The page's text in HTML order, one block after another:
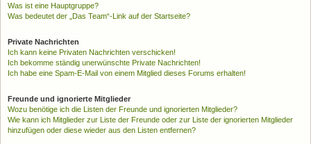
Was ist eine Hauptgruppe?
Was bedeutet der „Das Team“-Link auf der Startseite?
Private Nachrichten
Ich kann keine Privaten Nachrichten verschicken!
Ich bekomme ständig unerwünschte Private Nachrichten!
Ich habe eine Spam-E-Mail von einem Mitglied dieses Forums erhalten!
Freunde und ignorierte Mitglieder
Wozu benötige ich die Listen der Freunde und ignorierten Mitglieder?
Wie kann ich Mitglieder zur Liste der Freunde oder zur Liste der ignorierten Mitglieder
hinzufügen oder diese wieder aus den Listen entfernen?